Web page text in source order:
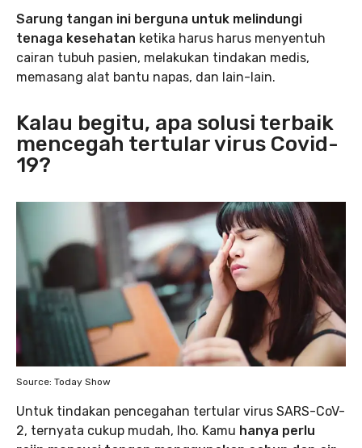
Sarung tangan ini berguna untuk melindungi
tenaga kesehatan ketika harus harus menyentuh
cairan tubuh pasien, melakukan tindakan medis,
memasang alat bantu napas, dan lain-lain.
Kalau begitu, apa solusi terbaik
mencegah tertular virus Covid-
19?
Source: Today Show
Untuk tindakan pencegahan tertular virus SARS-CoV-
2, ternyata cukup mudah, lho. Kamu hanya perlu